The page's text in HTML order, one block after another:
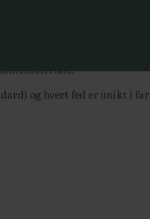
og hvert fed er unikt i